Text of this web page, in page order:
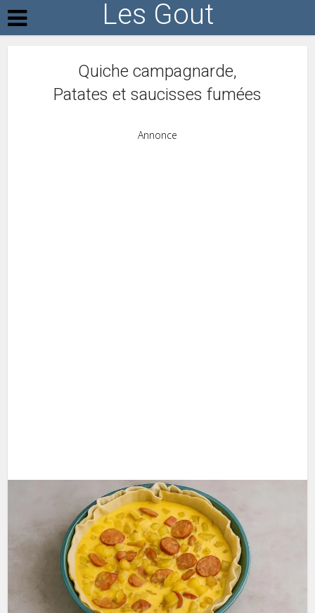
Les Gout
Quiche campagnarde,
Patates et saucisses fumées
Annonce